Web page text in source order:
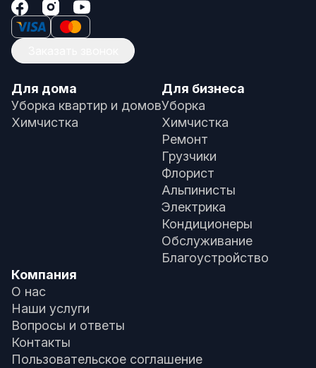
Для дома
Уборка квартир и домов
Химчистка
Для бизнеса
Уборка
Химчистка
Ремонт
Грузчики
Флорист
Альпинисты
Электрика
Кондиционеры
Обслуживание
Благоустройство
Компания
О нас
Наши услуги
Вопросы и ответы
Контакты
Пользовательское соглашение